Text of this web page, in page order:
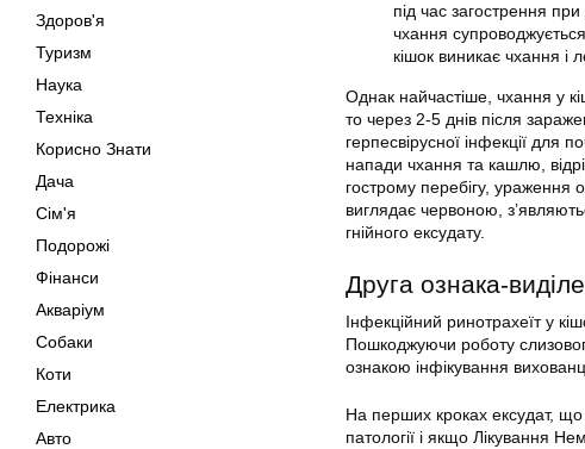
Здоров'я
Туризм
Наука
Техніка
Корисно Знати
Дача
Сім'я
Подорожі
Фінанси
Акваріум
Собаки
Коти
Електрика
Авто
під час загострення
чхання
кішок виникає чхання і
Однак найчастіше, чхання у
то через 2-5 днів після
герпесвірусної інфекції для
напади чхання та кашлю,
гострому перебігу, ураження
виглядає червоною,
гнійного ексудату.
Друга ознака-
Інфекційний ринотрахеїт у
Пошкоджуючи роботу
ознакою інфікування
На перших кроках ексудат, що
патології і якщо Лікування